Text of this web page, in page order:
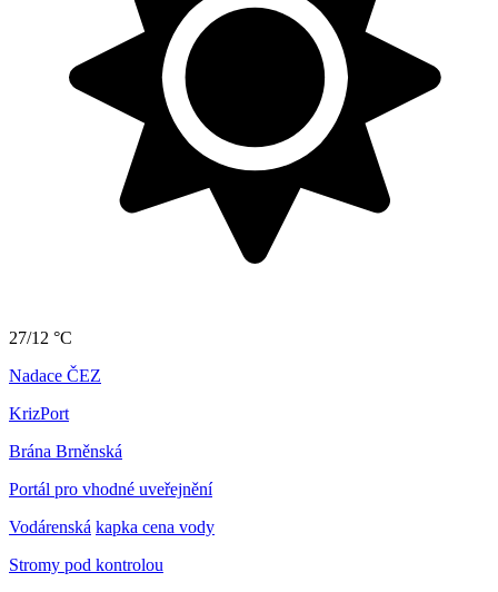
27/12 °C
Nadace ČEZ
KrizPort
Brána Brněnská
Portál pro vhodné uveřejnění
Vodárenská kapka cena vody
Stromy pod kontrolou